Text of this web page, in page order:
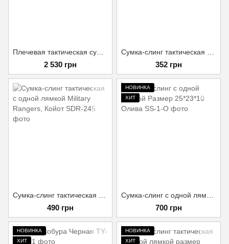
2 530 грн 352 грн
490 грн
НОВИНКА
ХИТ
700 грн
НОВИНКА
ХИТ
НОВИНКА
ХИТ